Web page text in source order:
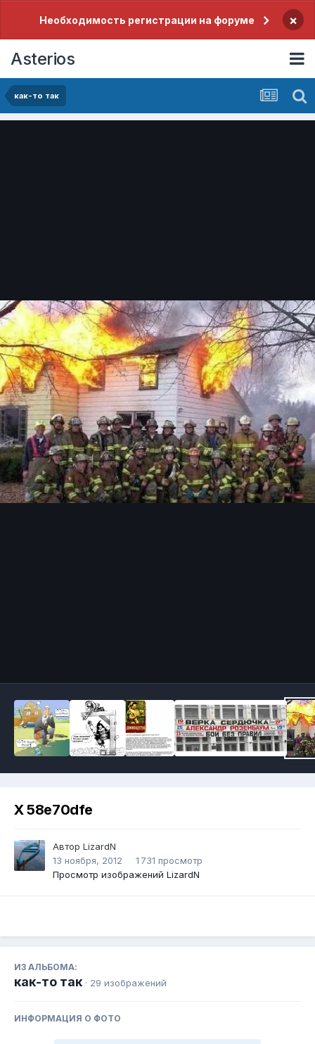
Необходимость регистрации на форуме ×
Asterios
как-то так
X 58e70dfe
Автор LizardN
13 ноября, 2012
1 731 просмотр
Просмотр изображений LizardN
ИЗ АЛЬБОМА:
как-то так · 29 изображений
ИНФОРМАЦИЯ О ФОТО